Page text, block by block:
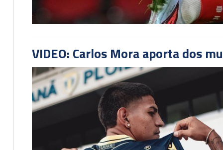
VIDEO: Carlos Mora aporta dos